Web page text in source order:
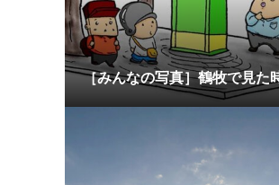
［みんなの写真］鶴牧で見た